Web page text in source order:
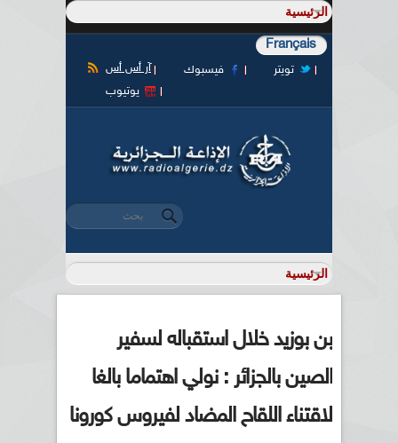
Français
آر أس أس فيسبوك
تويتر
يوتيوب
استمارة البحث
‏بحث ‏
بن بوزيد خلال استقباله لسفير
الصين بالجزائر : نولي اهتماما بالغا
لاقتناء اللقاح المضاد لفيروس كورونا